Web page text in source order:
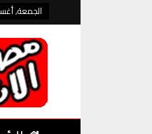
الجمعة, أغسطس